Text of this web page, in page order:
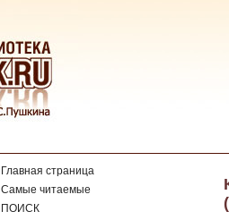
Главная страница
Самые читаемые
ПОИСК